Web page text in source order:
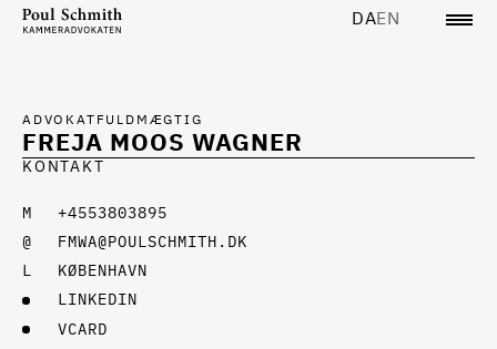
DAEN
FREJA MOOS WAGNER
ADVOKATFULDMÆGTIG
KONTAKT
+4553803895
FMWA@POULSCHMITH.DK
KØBENHAVN
LINKEDIN
VCARD